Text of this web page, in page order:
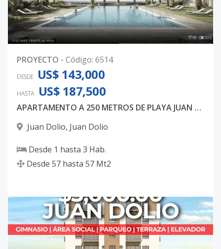
PROYECTO - Código: 6514
DESDE US$ 143,000
HASTA US$ 187,500
APARTAMENTO A 250 METROS DE PLAYA JUAN DOLIO
Juan Dolio, Juan Dolio
Desde 1 hasta 3 Hab.
Desde 57 hasta 57 Mt2